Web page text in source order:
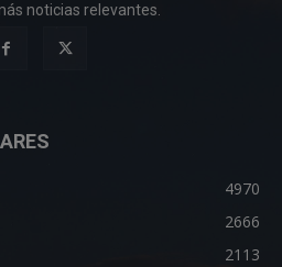
noticias relevantes.
4970
2666
2113